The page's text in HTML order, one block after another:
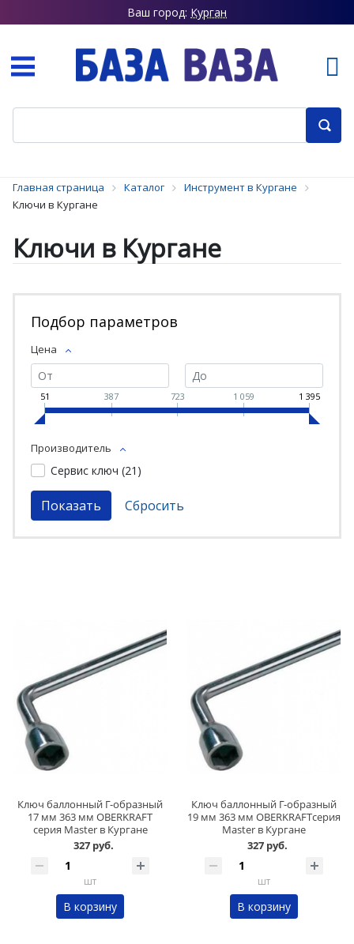
Ваш город: Курган
Главная страница Каталог
Инструмент в Кургане
Ключи в Кургане
Ключи в Кургане
Подбор параметров
Цена
51 387 723 1 059 1 395
Производитель
Сервис ключ (21 )
Ключ баллонный Г-образный
17 мм 363 мм OBERKRAFT
серия Master в Кургане
327 руб.
шт
В корзину
Ключ баллонный Г-образный
19 мм 363 мм OBERKRAFTсерия
Master в Кургане
327 руб.
шт
В корзину